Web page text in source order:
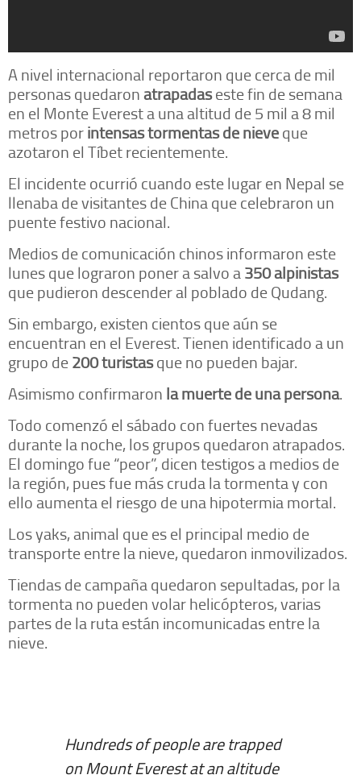
A nivel internacional reportaron que cerca de mil
personas quedaronatrapadaseste fin de semana
en el Monte Everest a una altitud de 5 mil a 8 mil
metros porintensas tormentas de nieveque
azotaron el Tíbet recientemente.
El incidente ocurrió cuando este lugar en Nepal se
llenaba de visitantes de China que celebraron un
puente festivo nacional.
Medios de comunicación chinos informaron este
lunes que lograron poner a salvo a350 alpinistas
que pudieron descender al poblado de Qudang.
Sin embargo, existen cientos que aún se
encuentran en el Everest. Tienen identificado a un
grupo de200 turistasque no pueden bajar.
Asimismo confirmaron la muerte de una persona.
Todo comenzó el sábado con fuertes nevadas
durante la noche, los grupos quedaron atrapados.
El domingo fue “peor”, dicen testigos a medios de
la región, pues fue más cruda la tormenta y con
ello aumenta el riesgo de una hipotermia mortal.
Los yaks, animal que es el principal medio de
transporte entre la nieve, quedaron inmovilizados.
Tiendas de campaña quedaron sepultadas, por la
tormenta no pueden volar helicópteros, varias
partes de la ruta están incomunicadas entre la
nieve.
Hundreds of people are trapped
on Mount Everest at an altitude